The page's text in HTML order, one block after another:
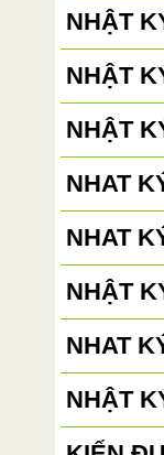
NHẬT
NHẬT
NHẬT
NHAT
NHAT
NHẬT
NHAT
NHẬT